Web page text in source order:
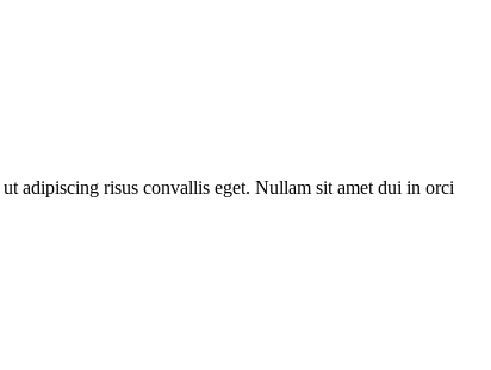
adipiscing risus convallis eget. Nullam sit amet dui in orci